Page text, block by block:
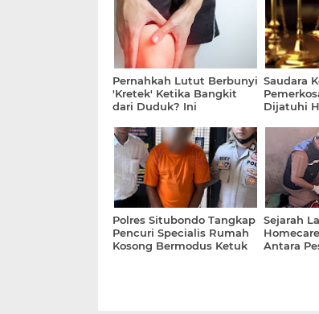
Pernahkah Lutut Berbunyi
'Kretek' Ketika Bangkit
dari Duduk? Ini
Saudara
Dijatuhi
Polres Situbondo Tangkap
Pencuri Specialis Rumah
Kosong Bermodus Ketuk
Sejarah
Antara